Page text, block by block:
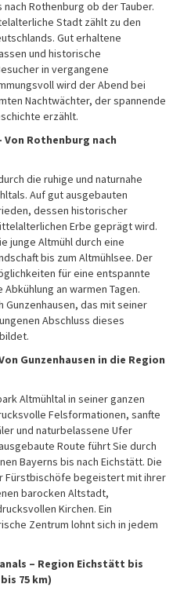
Rothenburg ob der Tauber.
Stadt zählt zu den
Gut erhaltene
und historische
in vergangene
wird der Abend bei
Nachtwächter, der spannende
erzählt.
Rothenburg nach
die ruhige und naturnahe
Auf gut ausgebauten
dessen historischer
Erbe geprägt wird.
junge Altmühl durch eine
bis zum Altmühlsee. Der
für eine entspannte
an warmen Tagen.
Gunzenhausen, das mit seiner
Abschluss dieses
Gunzenhausen in die Region
Altmühltal in seiner ganzen
Felsformationen, sanfte
und naturbelassene Ufer
Route führt Sie durch
Bayerns bis nach Eichstätt. Die
Fürstbischöfe begeistert mit ihrer
barocken Altstadt,
Kirchen. Ein
Zentrum lohnt sich in jedem
– Region Eichstätt bis
75 km)